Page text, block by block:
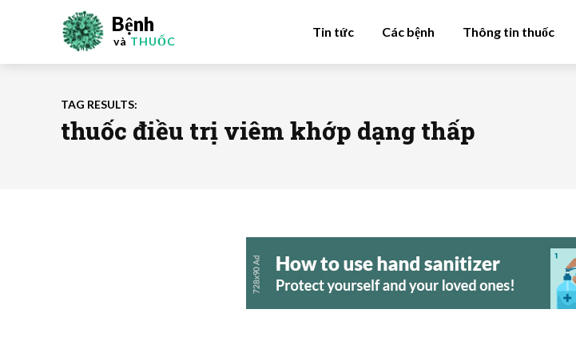
Bệnh
và THUỐC
Tin tức Các bệnh Thông tin thuốc
TAG RESULTS:
thuốc điều trị viêm khớp dạng thấp